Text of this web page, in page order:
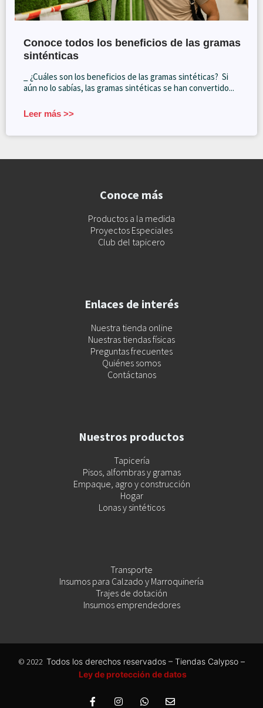
Conoce todos los beneficios de las gramas
sinténticas
_ ¿Cuáles son los beneficios de las gramas sintéticas? Si
aún no lo sabías, las gramas sintéticas se han convertido...
Leer más >>
Conoce más
Productos a la medida
Proyectos Especiales
Club del tapicero
Enlaces de interés
Nuestra tienda online
Nuestras tiendas físicas
Preguntas frecuentes
Quiénes somos
Contáctanos
Nuestros productos
Tapicería
Pisos, alfombras y gramas
Empaque, agro y construcción
Hogar
Lonas y sintéticos
Transporte
Insumos para Calzado y Marroquinería
Trajes de dotación
Insumos emprendedores
© 2022 Todos los derechos reservados – Tiendas Calypso –
Ley de protección de datos